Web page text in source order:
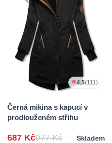
4,5(111)
Černá mikina s kapucí v
prodlouženém střihu
687 Kč977 Kč
Skladem